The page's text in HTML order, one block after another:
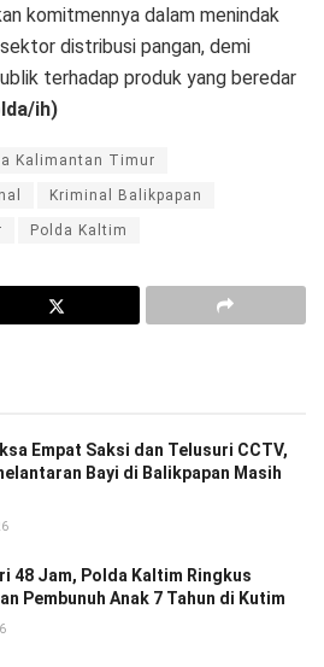
komitmennya dalam menindak
distribusi pangan, demi
terhadap produk yang beredar
ih)
Kalimantan Timur
Kriminal Balikpapan
Polda Kaltim
Empat Saksi dan Telusuri CCTV,
Bayi di Balikpapan Masih
48 Jam, Polda Kaltim Ringkus
Pembunuh Anak 7 Tahun di Kutim